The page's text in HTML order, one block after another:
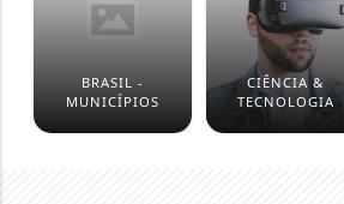
BRASIL -
MUNICÍPIOS
CIÊNCIA &
TECNOLOGIA